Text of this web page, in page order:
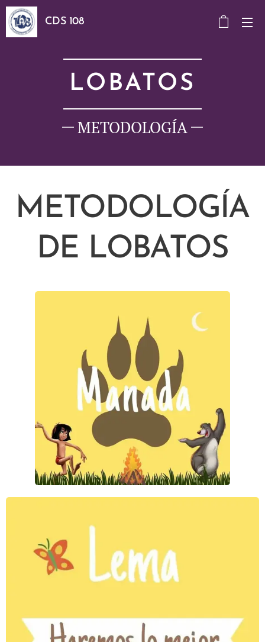
CDS 108
LOBATOS
METODOLOGÍA
METODOLOGÍA
DE LOBATOS